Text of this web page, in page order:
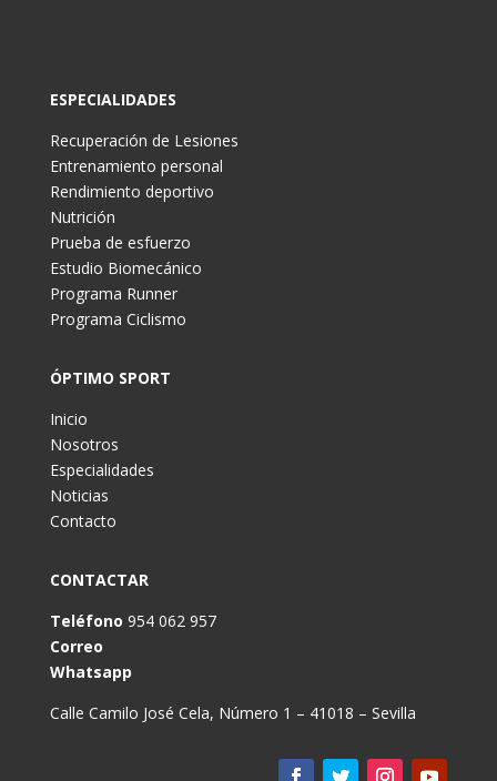
ESPECIALIDADES
Recuperación de Lesiones
Entrenamiento personal
Rendimiento deportivo
Nutrición
Prueba de esfuerzo
Estudio Biomecánico
Programa Runner
Programa Ciclismo
ÓPTIMO SPORT
Inicio
Nosotros
Especialidades
Noticias
Contacto
CONTACTAR
Teléfono 954 062 957
Correo
Whatsapp
Calle Camilo José Cela, Número 1 – 41018 – Sevilla